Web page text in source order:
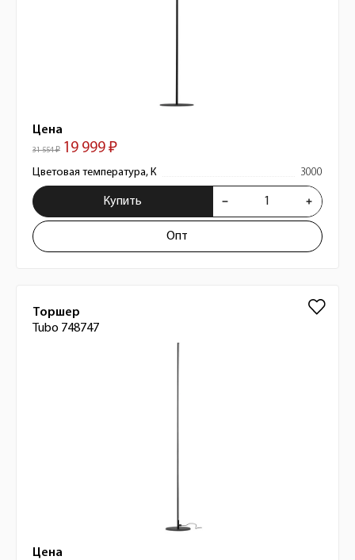
Цена
31 554 ₽ 19 999 ₽
Цветовая температура, К 3000
Купить
Опт
Торшер
Tubo 748747
Цена